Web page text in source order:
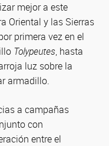
mejor a este
Oriental y las Sierras
primera vez en el
Tolypeutes, hasta
luz sobre la
armadillo.
a campañas
con
entre el